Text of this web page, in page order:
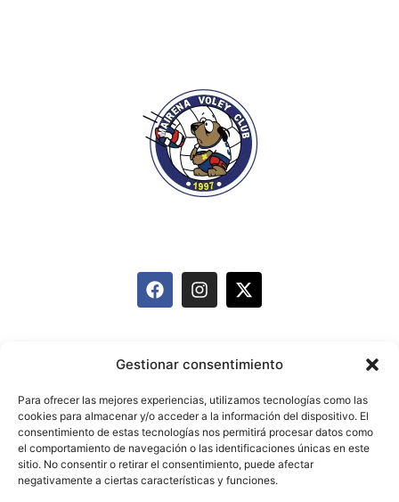
Gestionar consentimiento
Para ofrecer las mejores experiencias, utilizamos tecnologías como las
cookies para almacenar y/o acceder a la información del dispositivo. El
consentimiento de estas tecnologías nos permitirá procesar datos como
el comportamiento de navegación o las identificaciones únicas en este
sitio. No consentir o retirar el consentimiento, puede afectar
negativamente a ciertas características y funciones.
Contacto
Aviso legal